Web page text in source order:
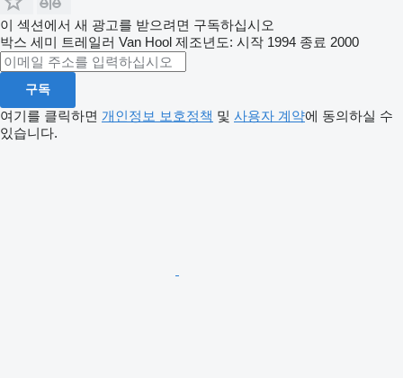
이 섹션에서 새 광고를 받으려면 구독하십시오
박스 세미 트레일러 Van Hool 제조년도: 시작 1994 종료 2000
구독
여기를 클릭하면 개인정보 보호정책 및 사용자 계약에 동의하실 수
있습니다.